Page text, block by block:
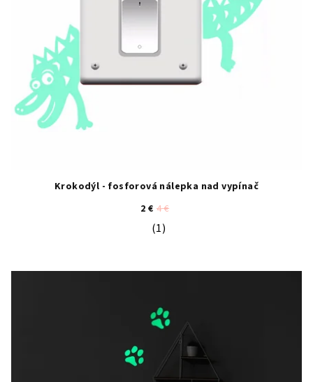
Krokodýl - fosforová nálepka nad vypínač
2 € 4 €
Priemerné hodnotenie produktu
(1)